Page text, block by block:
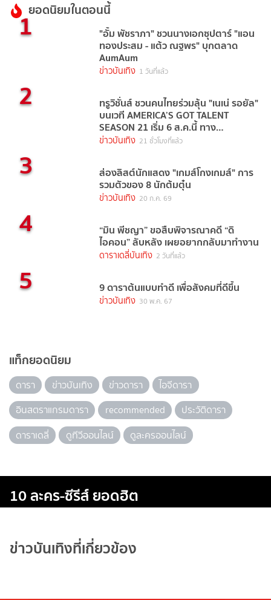
ยอดนิยมในตอนนี้
1 "อั้ม พัชราภา" ชวนนางเอกซุปตาร์ "แอน
ทองประสม - แต้ว ณฐพร" บุกตลาด
AumAum
ข่าวบันเทิง 1 วันที่แล้ว
2 ทรูวิชั่นส์ ชวนคนไทยร่วมลุ้น "เนเน่ รอยัล"
บนเวที AMERICA’S GOT TALENT
SEASON 21 เริ่ม 6 ส.ค.นี้ ทาง
TrueVisions NOW
ข่าวบันเทิง 21 ชั่วโมงที่แล้ว
3 ส่องลิสต์นักแสดง "เกมส์โกงเกมส์" การ
รวมตัวของ 8 นักต้มตุ๋น
ข่าวบันเทิง 20 ก.ค. 69
4 “มิน พีชญา” ขอสืบพิจารณาคดี “ดิ
ไอคอน” ลับหลัง เผยอยากกลับมาทำงาน
ดาราเดลี่บันเทิง 2 วันที่แล้ว
5 9 ดาราต้นแบบทำดี เพื่อสังคมที่ดีขึ้น
ข่าวบันเทิง 30 พ.ค. 67
แท็กยอดนิยม
ดารา ข่าวบันเทิง ข่าวดารา
ไอจีดารา
อินสตราแกรมดารา
recommended
ประวัติดารา
ดาราเดลี่
ดูทีวีออนไลน์ ดูละครออนไลน์
10 ละคร-ซีรีส์ ยอดฮิต
ข่าวบันเทิงที่เกี่ยวข้อง